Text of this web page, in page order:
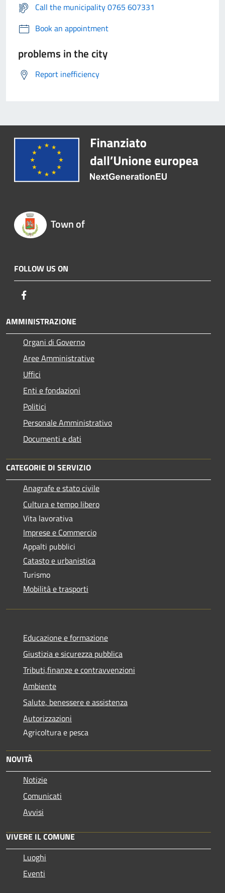
Call the municipality 0765 607331
Book an appointment
problems in the city
Report inefficiency
Town of
FOLLOW US ON
AMMINISTRAZIONE
Organi di Governo
Aree Amministrative
Uffici
Enti e fondazioni
Politici
Personale Amministrativo
Documenti e dati
CATEGORIE DI SERVIZIO
Anagrafe e stato civile
Cultura e tempo libero
Vita lavorativa
Imprese e Commercio
Appalti pubblici
Catasto e urbanistica
Turismo
Mobilità e trasporti
Educazione e formazione
Giustizia e sicurezza pubblica
Tributi,finanze e contravvenzioni
Ambiente
Salute, benessere e assistenza
Autorizzazioni
Agricoltura e pesca
NOVITÀ
Notizie
Comunicati
Avvisi
VIVERE IL COMUNE
Luoghi
Eventi